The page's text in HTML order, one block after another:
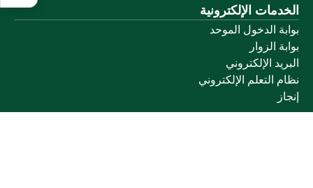
الخدمات الإلكترونية
بوابة الدخول الموحد
بوابة الزوار
البريد الإلكتروني
نظام التعلم الإلكتروني
إنجاز